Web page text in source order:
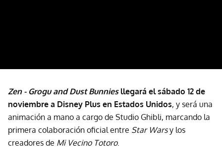
Zen - Grogu and Dust Bunniesllegará el sábado 12 de
noviembre a Disney Plus en Estados Unidos, y será una
animación a mano a cargo de Studio Ghibli, marcando la
primera colaboración oficial entre Star Warsy los
creadores de Mi Vecino Totoro.